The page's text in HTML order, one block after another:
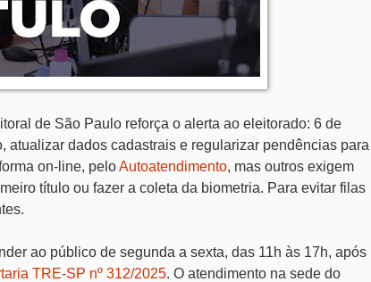
de São Paulo reforça o alerta ao eleitorado: 6 de
atualizar dados cadastrais e regularizar pendências para
on-line, peloAutoatendimento, mas outros exigem
título ou fazer a coleta da biometria. Para evitar filas
ao público de segunda a sexta, das 11h às 17h, após
TRE-SP nº 312/2025. O atendimento na sede do